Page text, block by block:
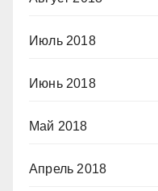
Июль 2018
Июнь 2018
Май 2018
Апрель 2018